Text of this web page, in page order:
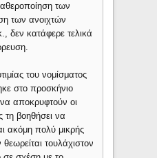
των
των ανοιχτών
δεν κατάφερε τελικά
του νομίσματος
στο προσκήνιο
αποκρυφτούν οι
τη βοηθήσει να
ακόμη πολύ μικρής
τουλάχιστον